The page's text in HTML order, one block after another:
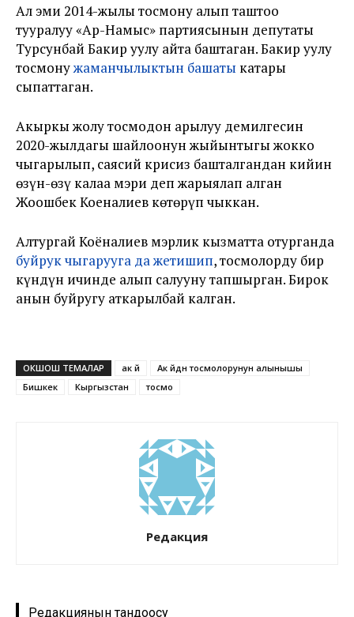
Ал эми 2014-жылы тосмону алып таштоо
тууралуу «Ар-Намыс» партиясынын депутаты
Турсунбай Бакир уулу айта баштаган. Бакир уулу
тосмонужаманчылыктын башаты катары
сыпаттаган.
Акыркы жолу тосмодон арылуу демилгесин
2020-жылдагы шайлоонун жыйынтыгы жокко
чыгарылып, саясий крисиз башталгандан кийин
өзүн-өзү калаа мэри деп жарыялап алган
Жоошбек Коеналиев көтөрүп чыккан.
Алтургай Коёналиев мэрлик кызматта отурганда
буйрук чыгарууга да жетишип, тосмолорду бир
күндүн ичинде алып салууну тапшырган. Бирок
анын буйругу аткарылбай калган.
ОКШОШ ТЕМАЛАР ак үй
Ак үйдүн тосмолорунун алынышы
Бишкек
Кыргызстан тосмо
Редакция
Редакциянын тандоосу